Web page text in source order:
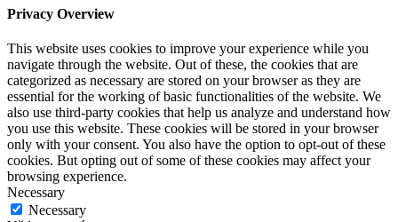
Privacy Overview
This website uses cookies to improve your experience while you
navigate through the website. Out of these, the cookies that are
categorized as necessary are stored on your browser as they are
essential for the working of basic functionalities of the website. We
also use third-party cookies that help us analyze and understand how
you use this website. These cookies will be stored in your browser
only with your consent. You also have the option to opt-out of these
cookies. But opting out of some of these cookies may affect your
browsing experience.
Necessary
Necessary